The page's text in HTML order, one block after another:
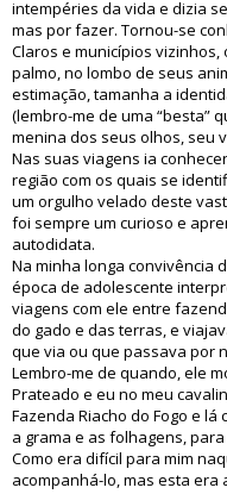
intempéries da vida e dizia
mas por fazer. Tornou-se
Claros e municípios
palmo, no lombo de seus
estimação, tamanha a
(lembro-me de uma “besta”
menina dos seus olhos, seu
Nas suas viagens ia
região com os quais se
um orgulho velado deste
foi sempre um curioso e
autodidata.
Na minha longa convivência
época de adolescente
viagens com ele entre
do gado e das terras, e
que via ou que passava por
Lembro-me de quando, ele
Prateado e eu no meu
Fazenda Riacho do Fogo e
a grama e as folhagens,
Como era difícil para mim
acompanhá-lo, mas esta